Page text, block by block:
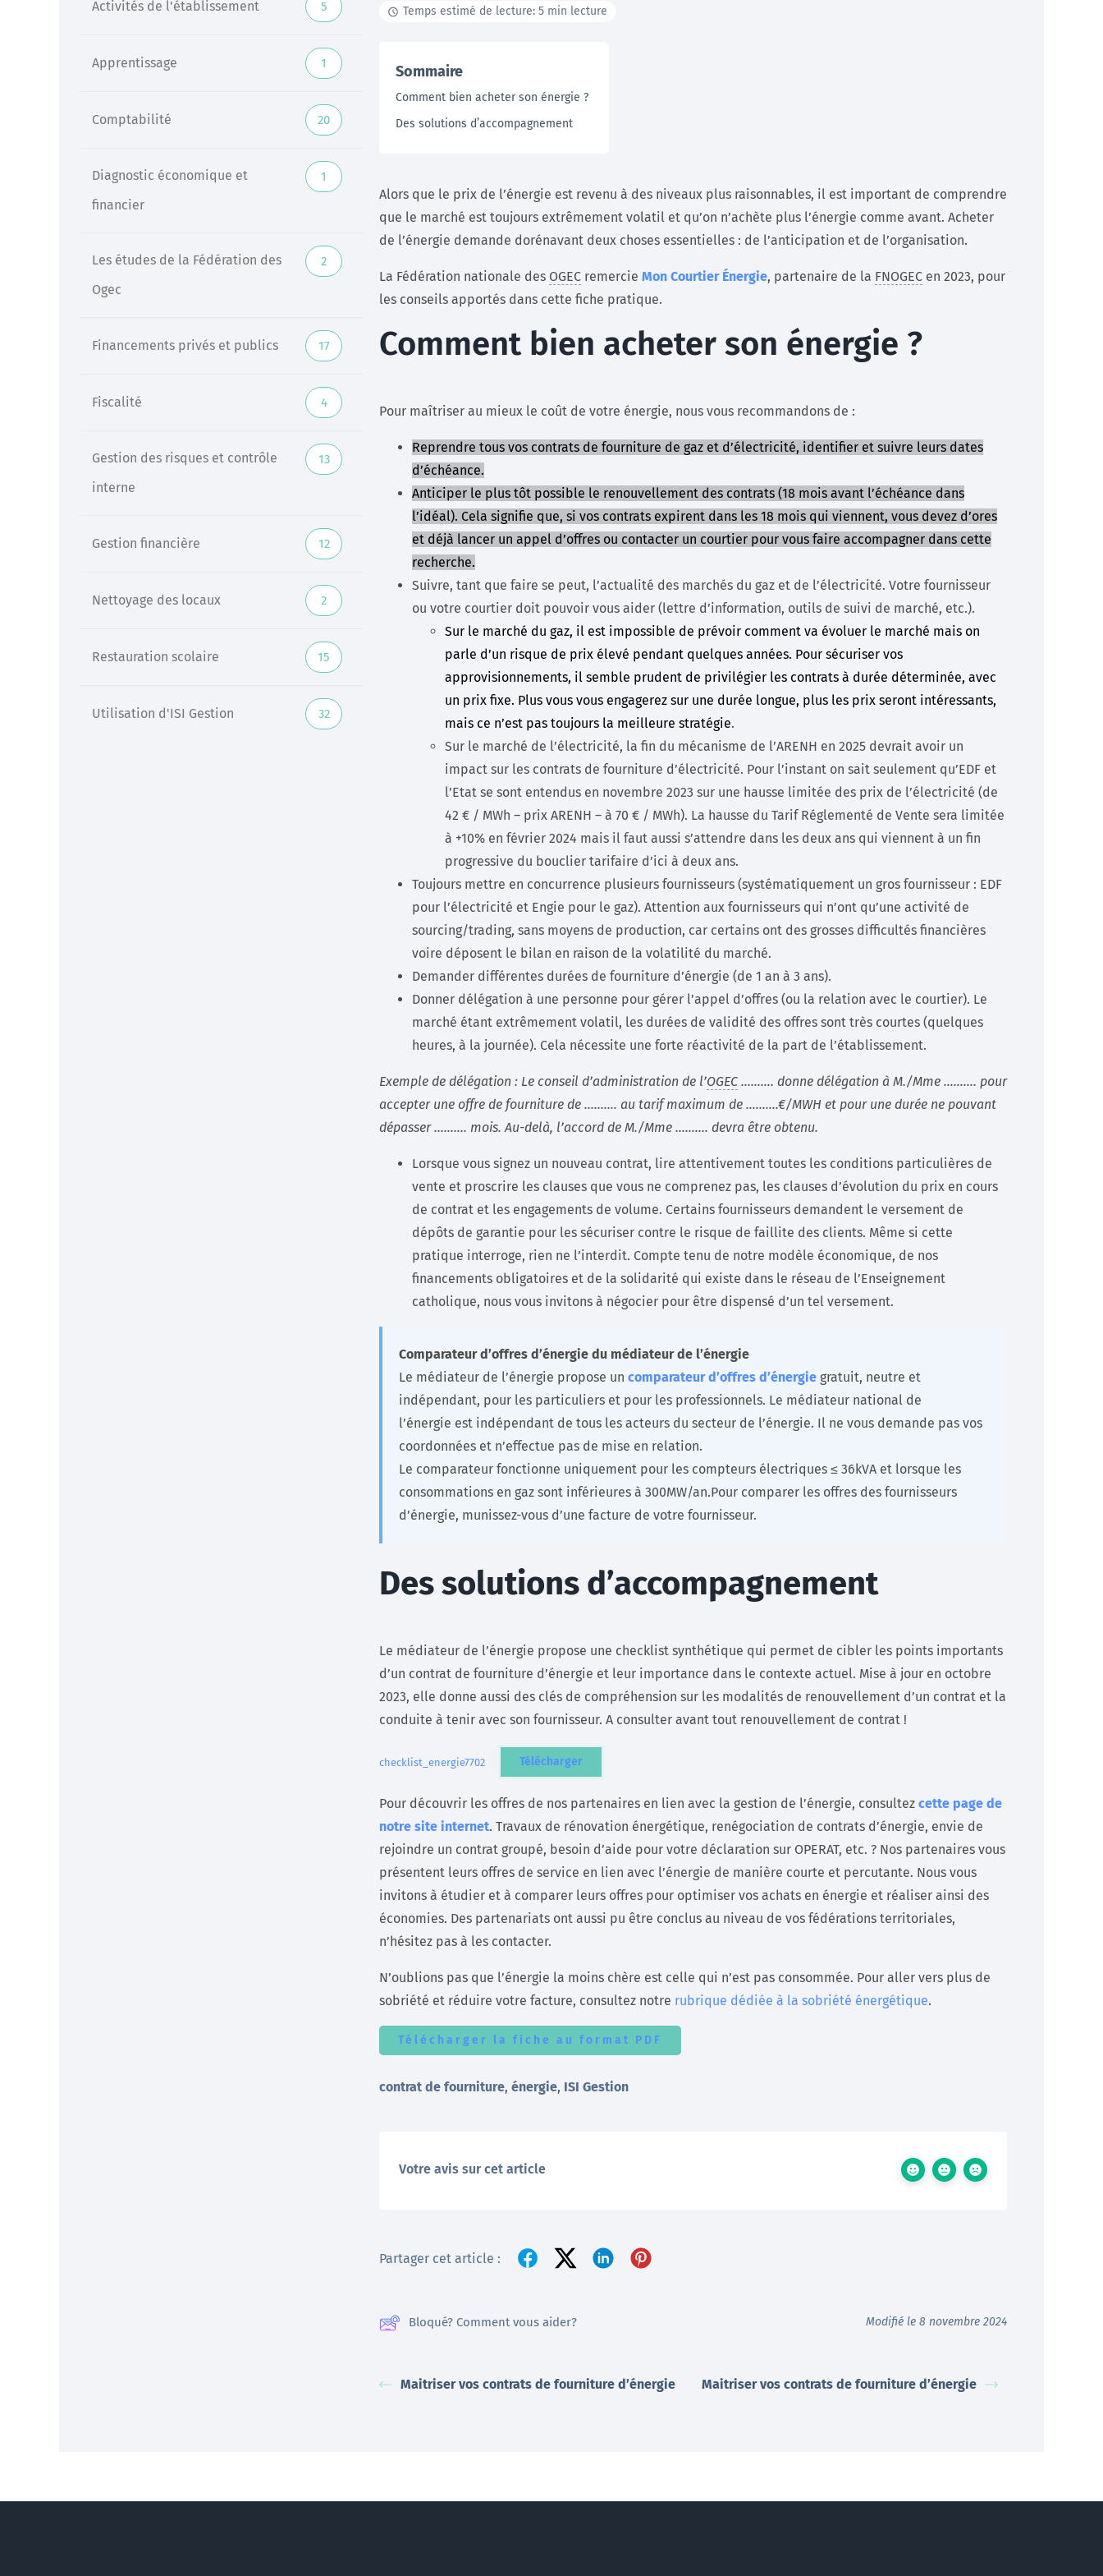
Une veille réglementaire assurée par une équipe
Tutoriels, ressources documentaires, webinar en
replay …
En savoir +
Activités de l'établissement 5
Apprentissage 1
Comptabilité 20
Diagnostic économique et
financier
1
Les études de la Fédération des
Ogec
2
Financements privés et publics 17
Fiscalité 4
Gestion des risques et contrôle
interne
13
Gestion financière 12
Nettoyage des locaux 2
Restauration scolaire 15
Utilisation d'ISI Gestion 32
Temps estimé de lecture: 5 min lecture
Sommaire
Comment bien acheter son énergie ?
Des solutions d’accompagnement
Alors que le prix de l’énergie est revenu à des niveaux plus raisonnables, il est important de comprendre
que le marché est toujours extrêmement volatil et qu’on n’achète plus l’énergie comme avant. Acheter
de l’énergie demande dorénavant deux choses essentielles : de l’anticipation et de l’organisation.
La Fédération nationale des OGEC remercie Mon Courtier Énergie, partenaire de la FNOGEC en 2023, pour
les conseils apportés dans cette fiche pratique.
Comment bien acheter son énergie ?
Pour maîtriser au mieux le coût de votre énergie, nous vous recommandons de :
Reprendre tous vos contrats de fourniture de gaz et d’électricité, identifier et suivre leurs dates
d’échéance.
Anticiper le plus tôt possible le renouvellement des contrats (18 mois avant l’échéance dans
l’idéal). Cela signifie que, si vos contrats expirent dans les 18 mois qui viennent, vous devez d’ores
et déjà lancer un appel d’offres ou contacter un courtier pour vous faire accompagner dans cette
recherche.
Suivre, tant que faire se peut, l’actualité des marchés du gaz et de l’électricité. Votre fournisseur
ou votre courtier doit pouvoir vous aider (lettre d’information, outils de suivi de marché, etc.).
Sur le marché du gaz, il est impossible de prévoir comment va évoluer le marché mais on
parle d’un risque de prix élevé pendant quelques années. Pour sécuriser vos
approvisionnements, il semble prudent de privilégier les contrats à durée déterminée, avec
un prix fixe. Plus vous vous engagerez sur une durée longue, plus les prix seront intéressants,
mais ce n’est pas toujours la meilleure stratégie.
Sur le marché de l’électricité, la fin du mécanisme de l’ARENH en 2025 devrait avoir un
impact sur les contrats de fourniture d’électricité. Pour l’instant on sait seulement qu’EDF et
l’Etat se sont entendus en novembre 2023 sur une hausse limitée des prix de l’électricité (de
42 € / MWh – prix ARENH – à 70 € / MWh). La hausse du Tarif Réglementé de Vente sera limitée
à +10% en février 2024 mais il faut aussi s’attendre dans les deux ans qui viennent à un fin
progressive du bouclier tarifaire d’ici à deux ans.
Toujours mettre en concurrence plusieurs fournisseurs (systématiquement un gros fournisseur : EDF
pour l’électricité et Engie pour le gaz). Attention aux fournisseurs qui n’ont qu’une activité de
sourcing/trading, sans moyens de production, car certains ont des grosses difficultés financières
voire déposent le bilan en raison de la volatilité du marché.
Demander différentes durées de fourniture d’énergie (de 1 an à 3 ans).
Donner délégation à une personne pour gérer l’appel d’offres (ou la relation avec le courtier). Le
marché étant extrêmement volatil, les durées de validité des offres sont très courtes (quelques
heures, à la journée). Cela nécessite une forte réactivité de la part de l’établissement.
Exemple de délégation : Le conseil d’administration de l’OGEC ………. donne délégation à M./Mme ………. pour
accepter une offre de fourniture de ………. au tarif maximum de ……….€/MWH et pour une durée ne pouvant
dépasser ………. mois. Au-delà, l’accord de M./Mme ………. devra être obtenu.
Lorsque vous signez un nouveau contrat, lire attentivement toutes les conditions particulières de
vente et proscrire les clauses que vous ne comprenez pas, les clauses d’évolution du prix en cours
de contrat et les engagements de volume. Certains fournisseurs demandent le versement de
dépôts de garantie pour les sécuriser contre le risque de faillite des clients. Même si cette
pratique interroge, rien ne l’interdit. Compte tenu de notre modèle économique, de nos
financements obligatoires et de la solidarité qui existe dans le réseau de l’Enseignement
catholique, nous vous invitons à négocier pour être dispensé d’un tel versement.
Comparateur d’offres d’énergie du médiateur de l’énergie
Le médiateur de l’énergie propose un comparateur d’offres d’énergie gratuit, neutre et
indépendant, pour les particuliers et pour les professionnels. Le médiateur national de
l’énergie est indépendant de tous les acteurs du secteur de l’énergie. Il ne vous demande pas vos
coordonnées et n’effectue pas de mise en relation.
Le comparateur fonctionne uniquement pour les compteurs électriques ≤ 36kVA et lorsque les
consommations en gaz sont inférieures à 300MW/an.Pour comparer les offres des fournisseurs
d’énergie, munissez-vous d’une facture de votre fournisseur.
Des solutions d’accompagnement
Le médiateur de l’énergie propose une checklist synthétique qui permet de cibler les points importants
d’un contrat de fourniture d’énergie et leur importance dans le contexte actuel. Mise à jour en octobre
2023, elle donne aussi des clés de compréhension sur les modalités de renouvellement d’un contrat et la
conduite à tenir avec son fournisseur. A consulter avant tout renouvellement de contrat !
checklist_energie7702 Télécharger
Pour découvrir les offres de nos partenaires en lien avec la gestion de l’énergie, consultez cette page de
notre site internet. Travaux de rénovation énergétique, renégociation de contrats d’énergie, envie de
rejoindre un contrat groupé, besoin d’aide pour votre déclaration sur OPERAT, etc. ? Nos partenaires vous
présentent leurs offres de service en lien avec l’énergie de manière courte et percutante. Nous vous
invitons à étudier et à comparer leurs offres pour optimiser vos achats en énergie et réaliser ainsi des
économies. Des partenariats ont aussi pu être conclus au niveau de vos fédérations territoriales,
n’hésitez pas à les contacter.
N’oublions pas que l’énergie la moins chère est celle qui n’est pas consommée. Pour aller vers plus de
sobriété et réduire votre facture, consultez notre rubrique dédiée à la sobriété énergétique.
Télécharger la fiche au format PDF
contrat de fourniture, énergie, ISI Gestion
Votre avis sur cet article
Partager cet article :
Bloqué? Comment vous aider? Modifié le 8 novembre 2024
Maitriser vos contrats de fourniture d’énergie Maitriser vos contrats de fourniture d’énergie